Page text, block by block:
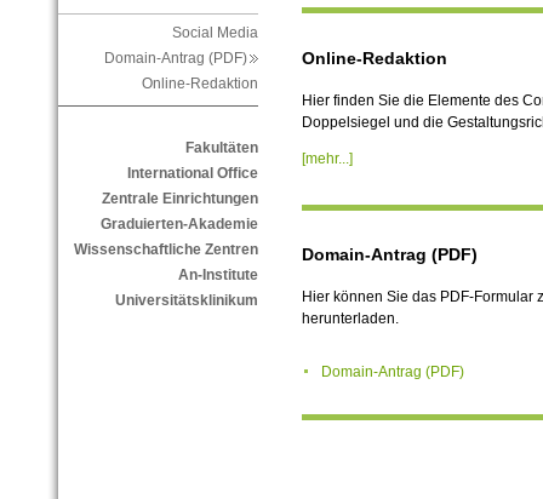
Social Media
Domain-Antrag (PDF)
Online-Redaktion
Fakultäten
International Office
Zentrale Einrichtungen
Graduierten-Akademie
Wissenschaftliche Zentren
An-Institute
Universitätsklinikum
Online-Redaktion
Hier finden Sie die Elemente des
Doppelsiegel und die
[mehr...]
Domain-Antrag (PDF)
Hier können Sie das PDF-Formular
herunterladen.
Domain-Antrag (PDF)